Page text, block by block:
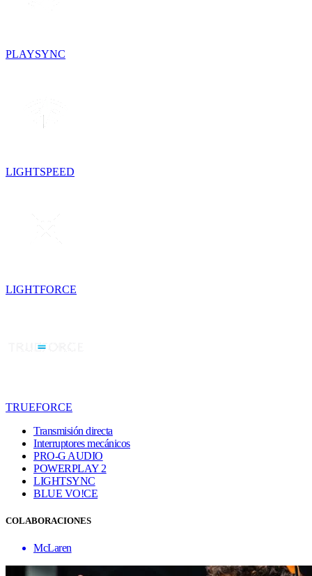
PLAYSYNC
LIGHTSPEED
LIGHTFORCE
TRUEFORCE
Transmisión directa
Interruptores mecánicos
PRO-G AUDIO
POWERPLAY 2
LIGHTSYNC
BLUE VO!CE
COLABORACIONES
McLaren